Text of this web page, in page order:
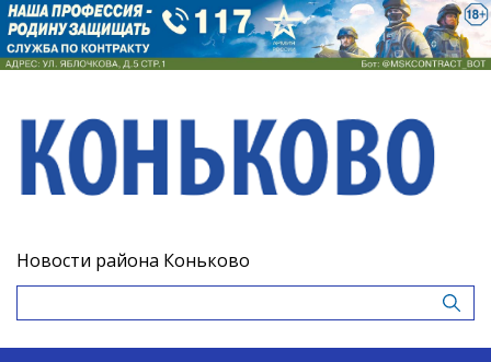
Новости района Коньково